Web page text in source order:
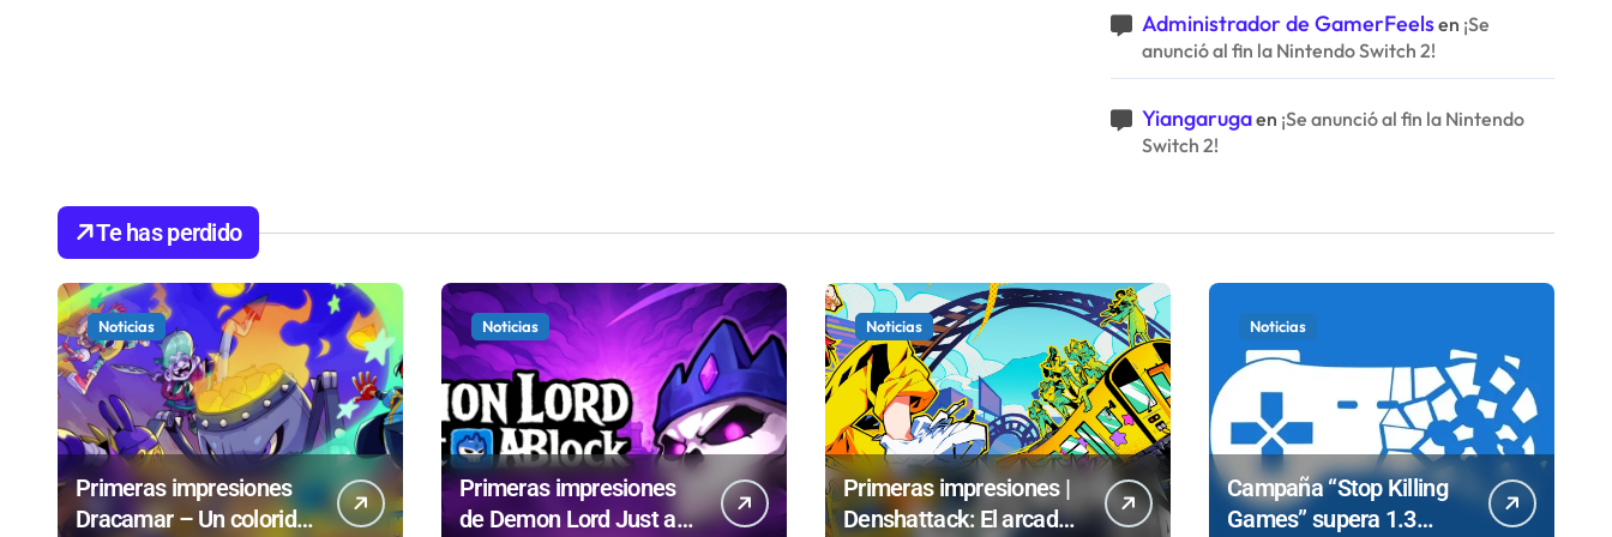
Administrador de GamerFeelsen ¡Se
anunció al fin la Nintendo Switch 2!
Yiangarugaen ¡Se anunció al fin la Nintendo
Switch 2!
Te has perdido
Noticias
Primeras impresiones
Dracamar – Un colorido
Noticias
Primeras impresiones
de Demon Lord Just a
Noticias
Primeras impresiones |
Denshattack: El arcade
Noticias
Campaña “Stop Killing
Games” supera 1.3